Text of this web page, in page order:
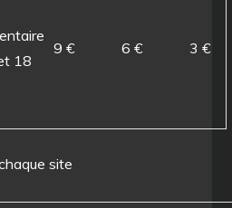
18
9 € 6 € 3 €
site